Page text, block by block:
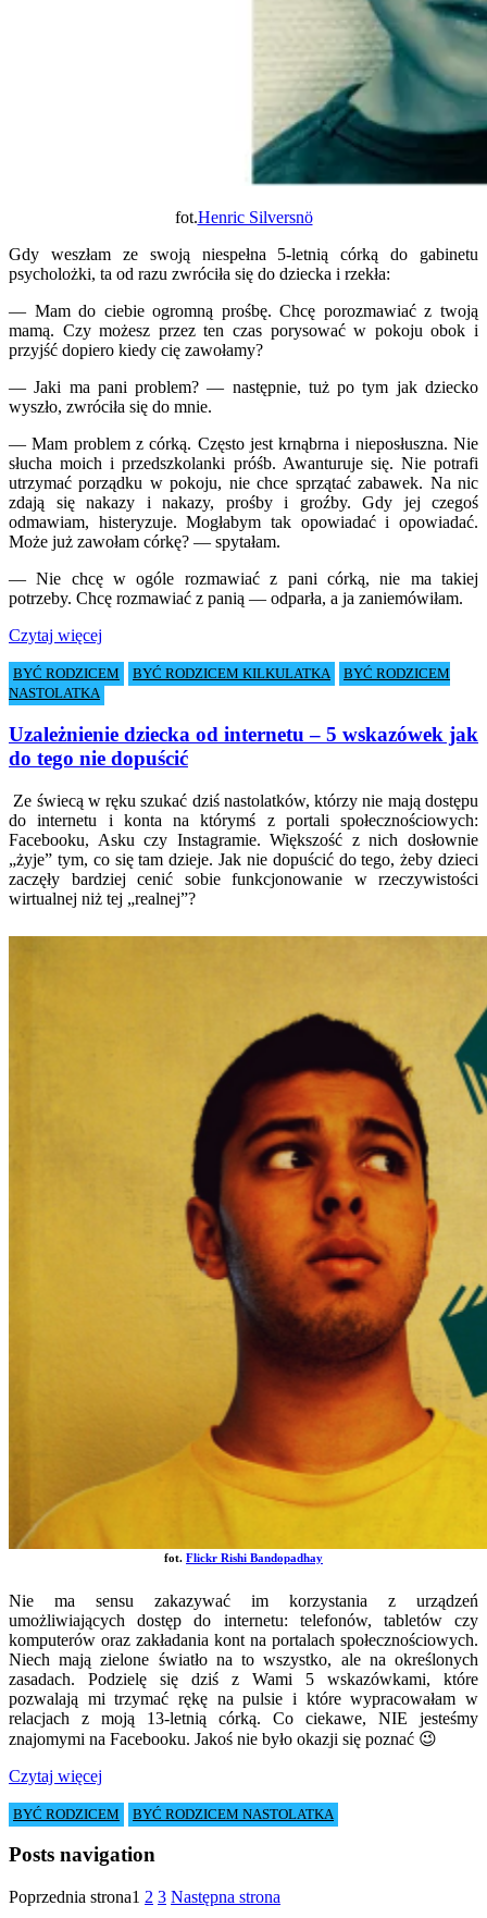
fot.Henric Silversnö
Gdy weszłam ze swoją niespełna 5-letnią córką do gabinetu
psycholożki, ta od razu zwróciła się do dziecka i rzekła:
— Mam do ciebie ogromną prośbę. Chcę porozmawiać z twoją
mamą. Czy możesz przez ten czas porysować w pokoju obok i
przyjść dopiero kiedy cię zawołamy?
— Jaki ma pani problem? — następnie, tuż po tym jak dziecko
wyszło, zwróciła się do mnie.
— Mam problem z córką. Często jest krnąbrna i nieposłuszna. Nie
słucha moich i przedszkolanki próśb. Awanturuje się. Nie potrafi
utrzymać porządku w pokoju, nie chce sprzątać zabawek. Na nic
zdają się nakazy i nakazy, prośby i groźby. Gdy jej czegoś
odmawiam, histeryzuje. Mogłabym tak opowiadać i opowiadać.
Może już zawołam córkę? — spytałam.
— Nie chcę w ogóle rozmawiać z pani córką, nie ma takiej
potrzeby. Chcę rozmawiać z panią — odparła, a ja zaniemówiłam.
Czytaj więcej
BYĆ RODZICEM BYĆ RODZICEM KILKULATKA
BYĆ RODZICEM
NASTOLATKA
Uzależnienie dziecka od internetu – 5 wskazówek jak
do tego nie dopuścić
Ze świecą w ręku szukać dziś nastolatków, którzy nie mają dostępu
do internetu i konta na którymś z portali społecznościowych:
Facebooku, Asku czy Instagramie. Większość z nich dosłownie
„żyje” tym, co się tam dzieje. Jak nie dopuścić do tego, żeby dzieci
zaczęły bardziej cenić sobie funkcjonowanie w rzeczywistości
wirtualnej niż tej „realnej”?
fot. Flickr Rishi Bandopadhay
Nie ma sensu zakazywać im korzystania z urządzeń
umożliwiających dostęp do internetu: telefonów, tabletów czy
komputerów oraz zakładania kont na portalach społecznościowych.
Niech mają zielone światło na to wszystko, ale na określonych
zasadach. Podzielę się dziś z Wami 5 wskazówkami, które
pozwalają mi trzymać rękę na pulsie i które wypracowałam w
relacjach z moją 13-letnią córką. Co ciekawe, NIE jesteśmy
znajomymi na Facebooku. Jakoś nie było okazji się poznać 😉
Czytaj więcej
BYĆ RODZICEM BYĆ RODZICEM NASTOLATKA
Posts navigation
Poprzednia strona1 2 3 Następna strona